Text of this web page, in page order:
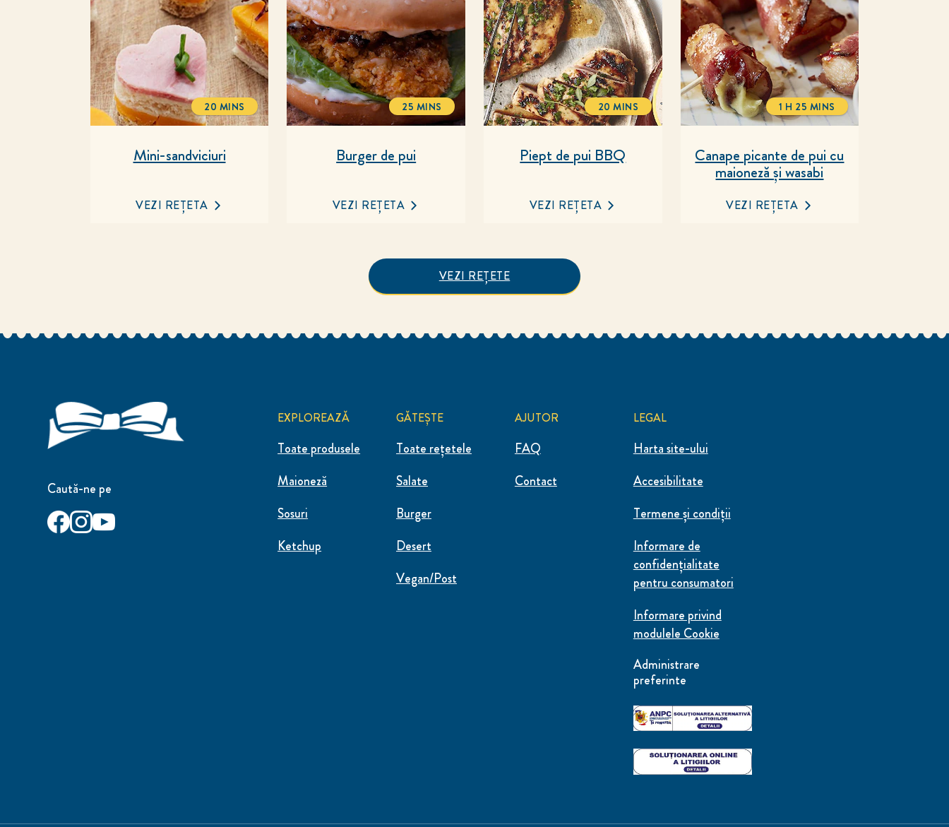
Mini-sandviciuri
TOTALTIME
20 MINS
VEZI REȚETA
Burger de pui
TOTALTIME
25 MINS
VEZI REȚETA
Piept de pui BBQ
TOTALTIME
20 MINS
VEZI REȚETA
Canape picante de pui cu
maioneză și wasabi
TOTALTIME
1 H 25 MINS
VEZI REȚETA
VEZI REȚETE
Caută-ne pe
EXPLOREAZĂ
Toate produsele
Maioneză
Sosuri
Ketchup
GĂTEȘTE
Toate rețetele
Salate
Burger
Desert
Vegan/Post
AJUTOR
FAQ
Contact
LEGAL
Harta site-ului
Accesibilitate
Termene și condiții
Informare de
confidenţialitate
pentru consumatori
Informare privind
modulele Cookie
Administrare
preferinte